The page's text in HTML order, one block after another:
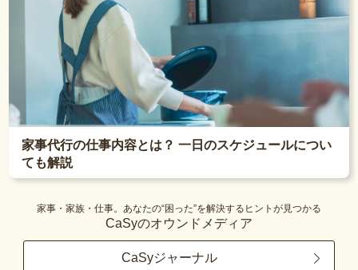
家事代行の仕事内容とは？ 一日のスケジュールについ
ても解説
家事・家族・仕事。あなたの“困った”を解決するヒントが見つかる
CaSyのオウンドメディア
CaSyジャーナル